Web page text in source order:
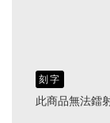
刻字
此商品無法鐳